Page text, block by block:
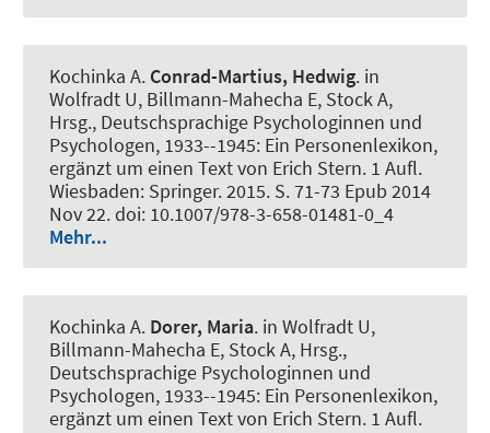
Kochinka A. Conrad-Martius, Hedwig. in
Wolfradt U, Billmann-Mahecha E, Stock A,
Hrsg., Deutschsprachige Psychologinnen und
Psychologen, 1933--1945: Ein Personenlexikon,
ergänzt um einen Text von Erich Stern. 1 Aufl.
Wiesbaden: Springer. 2015. S. 71-73 Epub 2014
Nov 22. doi: 10.1007/978-3-658-01481-0_4
Mehr...
Kochinka A. Dorer, Maria. in Wolfradt U,
Billmann-Mahecha E, Stock A, Hrsg.,
Deutschsprachige Psychologinnen und
Psychologen, 1933--1945: Ein Personenlexikon,
ergänzt um einen Text von Erich Stern. 1 Aufl.